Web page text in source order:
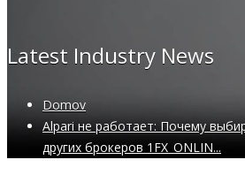
Latest Industry News
Domov
Alpari не работает: Почему
других брокеров 1FX_ONLIN...